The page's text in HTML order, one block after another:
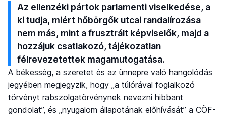
Az ellenzéki pártok parlamenti viselkedése, a
ki tudja, miért hőbörgők utcai randalírozása
nem más, mint a frusztrált képviselők, majd a
hozzájuk csatlakozó, tájékozatlan
félrevezetettek magamutogatása.
A békesség, a szeretet és az ünnepre való hangolódás
jegyében megjegyzik, hogy „a túlórával foglalkozó
törvényt rabszolgatörvénynek nevezni hibbant
gondolat”, és „nyugalom állapotának előhívását” a CÖF-